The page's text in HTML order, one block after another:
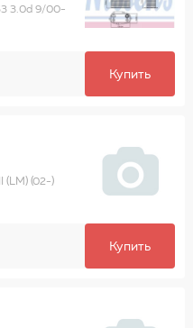
3.0d 9/00-
Купить
(LM) (02-)
Купить